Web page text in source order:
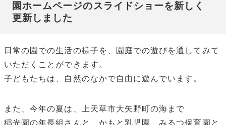
園ホームページのスライドショーを新しく
更新しました
日常の園での生活の様子を、園庭での遊びを通してみて
いただくことができます。
子どもたちは、自然のなかで自由に遊んでいます。
また、今年の夏は、上天草市大矢野町の海まで
稲光園の年長組さんと、かもと乳児園、みるつ保育園と